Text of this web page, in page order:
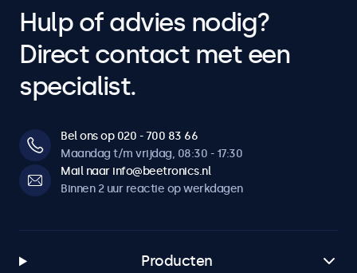
Hulp of advies nodig?
Direct contact met een
specialist.
Bel ons op 020 - 700 83 66
Maandag t/m vrijdag, 08:30 - 17:30
Mail naar info@beetronics.nl
Binnen 2 uur reactie op werkdagen
Producten